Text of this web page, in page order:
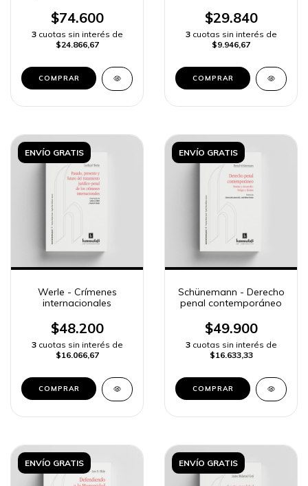
$74.600
3 cuotas sin interés de
$24.866,67
COMPRAR
$29.840
3 cuotas sin interés de
$9.946,67
COMPRAR
ENVÍO GRATIS
Werle - Crímenes
internacionales
$48.200
3 cuotas sin interés de
$16.066,67
COMPRAR
ENVÍO GRATIS
Schünemann - Derecho
penal contemporáneo
$49.900
3 cuotas sin interés de
$16.633,33
COMPRAR
ENVÍO GRATIS ENVÍO GRATIS